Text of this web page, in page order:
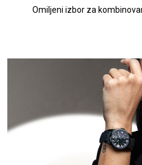
Omiljeni izbor za